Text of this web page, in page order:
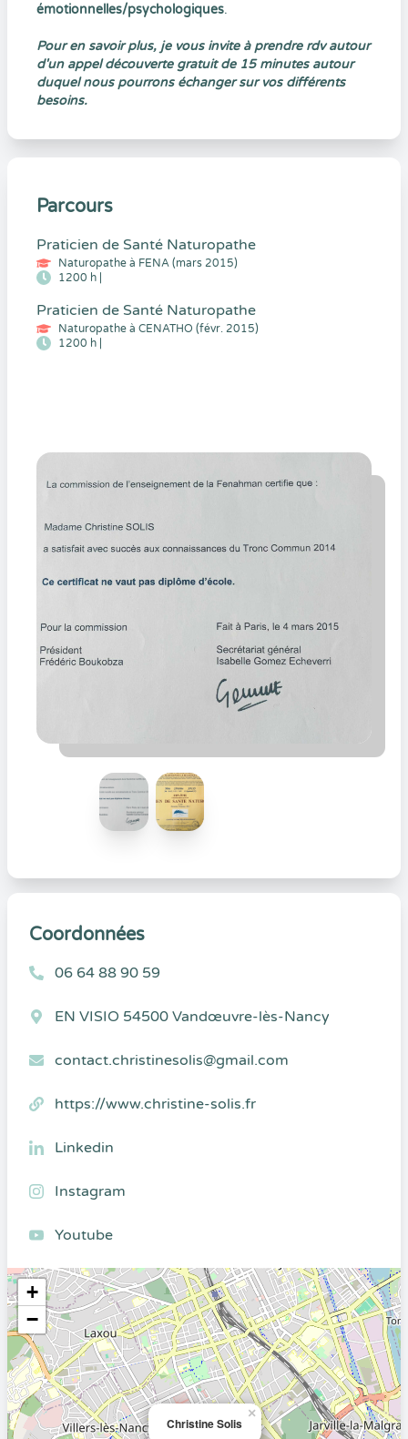
émotionnelles/psychologiques.
Pour en savoir plus, je vous invite à prendre rdv autour
d'un appel découverte gratuit de 15 minutes autour
duquel nous pourrons échanger sur vos différents
besoins.
Parcours
Praticien de Santé Naturopathe
Naturopathe à FENA (mars 2015)
1200 h |
Praticien de Santé Naturopathe
Naturopathe à CENATHO (févr. 2015)
1200 h |
Coordonnées
06 64 88 90 59
EN VISIO 54500 Vandœuvre-lès-Nancy
contact.christinesolis@gmail.com
https://www.christine-solis.fr
Linkedin
Instagram
Youtube
Christine Solis
×
+
−